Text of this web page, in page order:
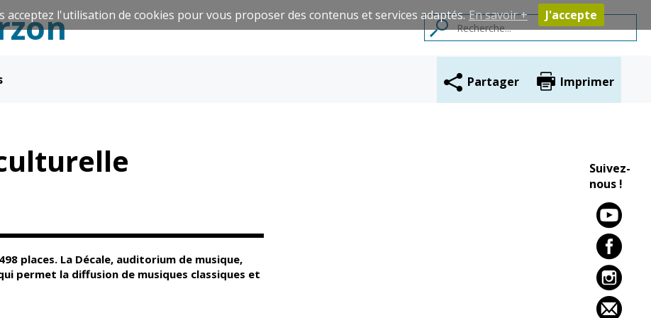
Santé et Culture et Vie citoyenne
Suivez-
nous !
Partager Imprimer
places. La Décale, auditorium de musique,
permet la diffusion de musiques classiques et
l'utilisation de cookies pour vous proposer des contenus et services adaptés. En savoir + J'accepte